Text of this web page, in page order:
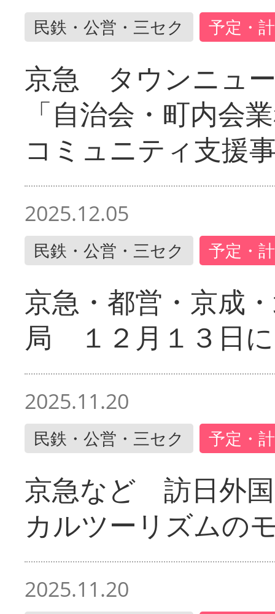
民鉄・公営・三セク 予定・
京急 タウンニュ
「自治会・町内会
コミュニティ支援
2025.12.05
民鉄・公営・三セク 予定・
京急・都営・京成
局 １２月１３日
2025.11.20
民鉄・公営・三セク 予定・
京急など 訪日外
カルツーリズムの
2025.11.20